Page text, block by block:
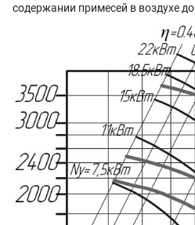
содержании примесей в воздухе до